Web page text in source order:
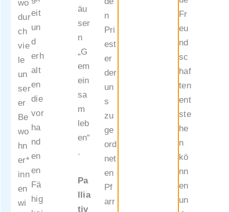
wo
dur
ch
vie
le
un
ser
er
Be
wo
hn
er*
inn
en
wi
eit
un
d
erh
alt
en
die
vor
ha
nd
en
en
Fä
hig
äu
ser
n
„G
em
ein
sa
m
leb
en“
.
Pa
llia
tiv
n
Pri
est
er
der
un
s
zu
ge
ord
net
en
Pf
arr
Fr
eu
nd
sc
haf
ten
ent
ste
he
n
kö
nn
en
un